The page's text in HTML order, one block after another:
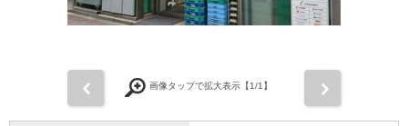
画像タップで拡大表示【1/1】